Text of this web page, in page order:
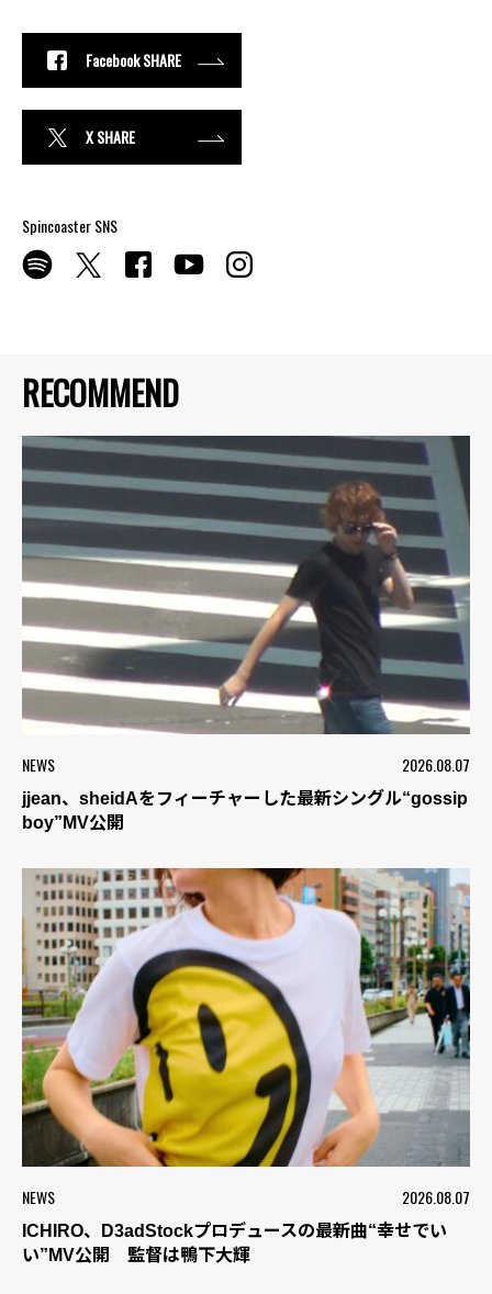
RECOMMEND
NEWS 2026.08.07
jjean、sheidAをフィーチャーした最新シングル“gossip
boy”MV公開
NEWS 2026.08.07
ICHIRO、D3adStockプロデュースの最新曲“幸せでい
い”MV公開 監督は鴨下大輝
Facebook SHARE
X SHARE
Spincoaster SNS